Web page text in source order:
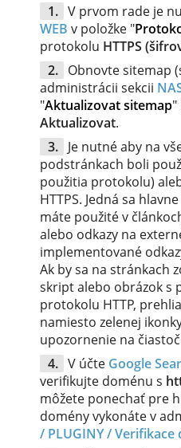
V prvom rade je
WEB v položke "
protokolu HTTPS
Obnovte sitemap
administrácii sekcii
"Aktualizovat sitemap"
Aktualizovat.
Je nutné aby na
podstránkach boli
použitia protokolu)
HTTPS. Jedná sa
máte použité v
alebo odkazy na
implementované
Ak by sa na stránkach
skript alebo obrázok s
protokolu HTTP,
namiesto zelenej
upozornenie na
V účte Google
verifikujte doménu s
môžete ponechať pre
domény vykonáte v
/ PLUGINY /Verifikace